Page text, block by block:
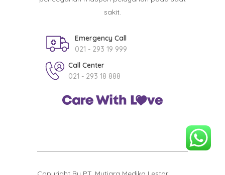
sakit.
Emergency Call
021 - 293 19 999
Call Center
021 - 293 18 888